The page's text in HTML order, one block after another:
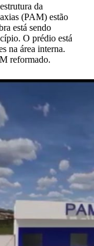
da
(PAM) estão
está sendo
O prédio está
na área interna.
reformado.